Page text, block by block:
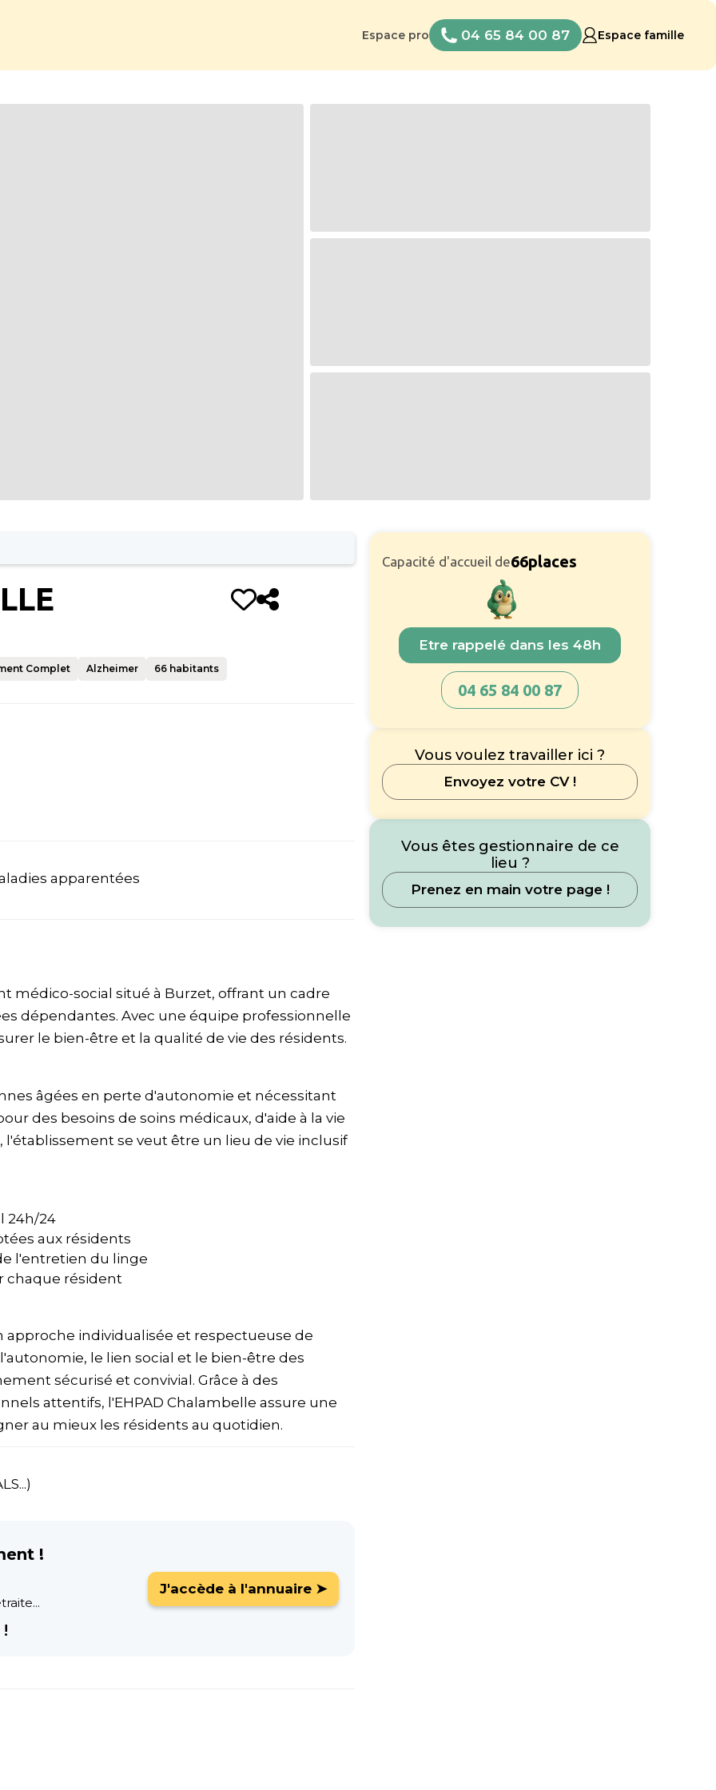
Espace pro 04 65 84 00 87 Espace famille
Complet Alzheimer 66 habitants
apparentées
médico-social situé à Burzet, offrant un cadre
dépendantes. Avec une équipe professionnelle
le bien-être et la qualité de vie des résidents.
âgées en perte d'autonomie et nécessitant
des besoins de soins médicaux, d'aide à la vie
se veut être un lieu de vie inclusif
24h/24
aux résidents
l'entretien du linge
chaque résident
approche individualisée et respectueuse de
le lien social et le bien-être des
sécurisé et convivial. Grâce à des
attentifs, l'EHPAD Chalambelle assure une
au mieux les résidents au quotidien.
!
J'accède à l'annuaire ➤
Capacité d'accueil de66places
Etre rappelé dans les 48h
04 65 84 00 87
Vous voulez travailler ici ?
Envoyez votre CV !
Vous êtes gestionnaire de ce
lieu ?
Prenez en main votre page !